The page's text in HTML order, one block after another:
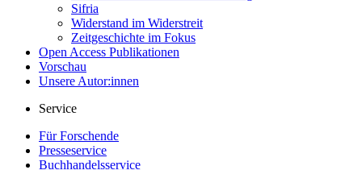
Sifria
Widerstand im Widerstreit
Zeitgeschichte im Fokus
Open Access Publikationen
Vorschau
Unsere Autor:innen
Service
Für Forschende
Presseservice
Buchhandelsservice